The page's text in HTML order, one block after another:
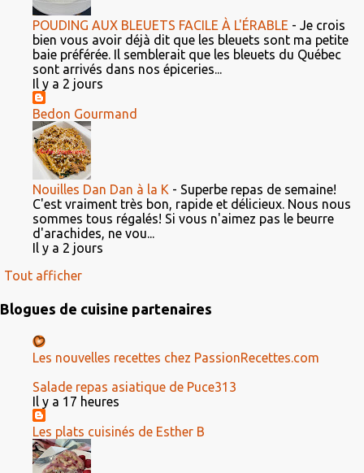
POUDING AUX BLEUETS FACILE À L'ÉRABLE - Je crois
bien vous avoir déjà dit que les bleuets sont ma petite
baie préférée. Il semblerait que les bleuets du Québec
sont arrivés dans nos épiceries...
Il y a 2 jours
Bedon Gourmand
Nouilles Dan Dan à la K - Superbe repas de semaine!
C'est vraiment très bon, rapide et délicieux. Nous nous
sommes tous régalés! Si vous n'aimez pas le beurre
d'arachides, ne vou...
Il y a 2 jours
Tout afficher
Blogues de cuisine partenaires
Les nouvelles recettes chez PassionRecettes.com
Salade repas asiatique de Puce313
Il y a 17 heures
Les plats cuisinés de Esther B